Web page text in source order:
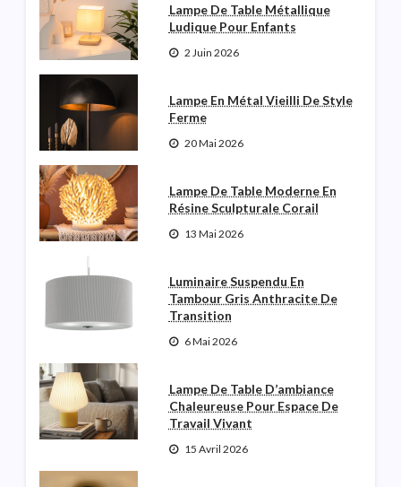
Lampe De Table Métallique
Ludique Pour Enfants
2 Juin 2026
Lampe En Métal Vieilli De Style
Ferme
20 Mai 2026
Lampe De Table Moderne En
Résine Sculpturale Corail
13 Mai 2026
Luminaire Suspendu En
Tambour Gris Anthracite De
Transition
6 Mai 2026
Lampe De Table D’ambiance
Chaleureuse Pour Espace De
Travail Vivant
15 Avril 2026